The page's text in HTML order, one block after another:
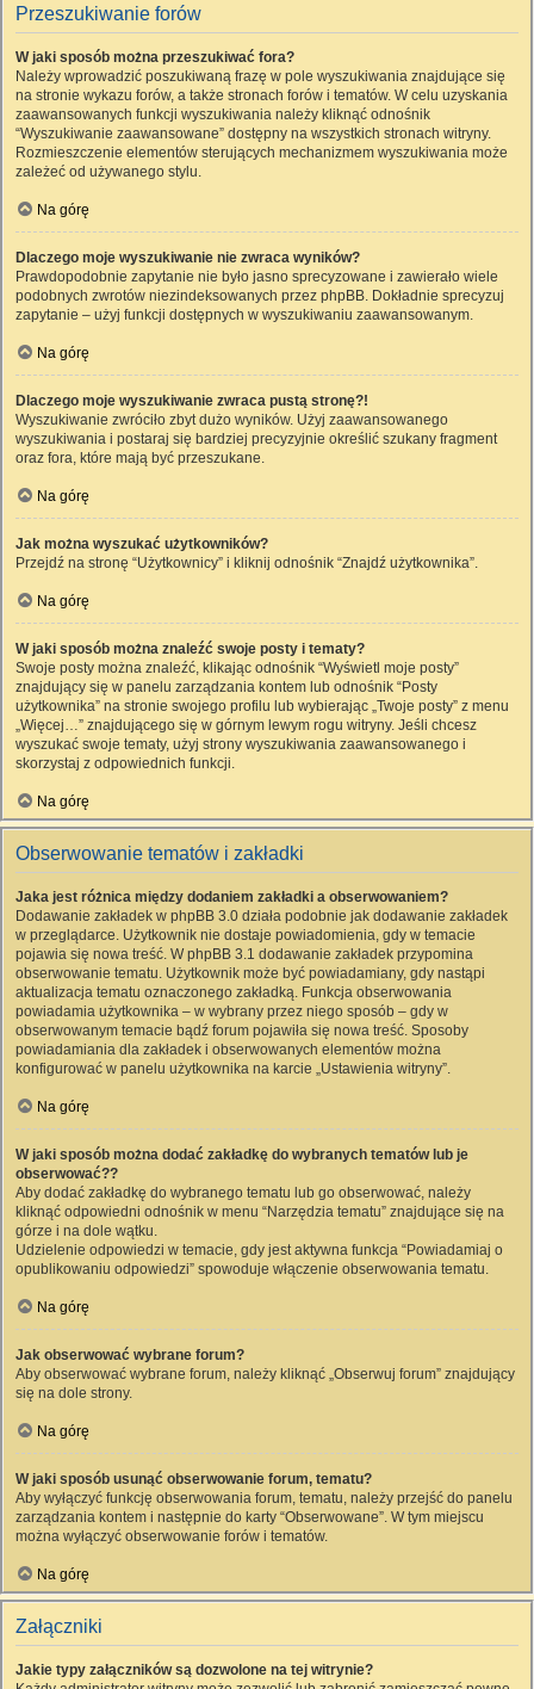
Przeszukiwanie forów
W jaki sposób można przeszukiwać fora?
Należy wprowadzić poszukiwaną frazę w pole wyszukiwania znajdujące się
na stronie wykazu forów, a także stronach forów i tematów. W celu uzyskania
zaawansowanych funkcji wyszukiwania należy kliknąć odnośnik
“Wyszukiwanie zaawansowane” dostępny na wszystkich stronach witryny.
Rozmieszczenie elementów sterujących mechanizmem wyszukiwania może
zależeć od używanego stylu.
Na górę
Dlaczego moje wyszukiwanie nie zwraca wyników?
Prawdopodobnie zapytanie nie było jasno sprecyzowane i zawierało wiele
podobnych zwrotów niezindeksowanych przez phpBB. Dokładnie sprecyzuj
zapytanie – użyj funkcji dostępnych w wyszukiwaniu zaawansowanym.
Na górę
Dlaczego moje wyszukiwanie zwraca pustą stronę?!
Wyszukiwanie zwróciło zbyt dużo wyników. Użyj zaawansowanego
wyszukiwania i postaraj się bardziej precyzyjnie określić szukany fragment
oraz fora, które mają być przeszukane.
Na górę
Jak można wyszukać użytkowników?
Przejdź na stronę “Użytkownicy” i kliknij odnośnik “Znajdź użytkownika”.
Na górę
W jaki sposób można znaleźć swoje posty i tematy?
Swoje posty można znaleźć, klikając odnośnik “Wyświetl moje posty”
znajdujący się w panelu zarządzania kontem lub odnośnik “Posty
użytkownika” na stronie swojego profilu lub wybierając „Twoje posty” z menu
„Więcej…” znajdującego się w górnym lewym rogu witryny. Jeśli chcesz
wyszukać swoje tematy, użyj strony wyszukiwania zaawansowanego i
skorzystaj z odpowiednich funkcji.
Na górę
Obserwowanie tematów i zakładki
Jaka jest różnica między dodaniem zakładki a obserwowaniem?
Dodawanie zakładek w phpBB 3.0 działa podobnie jak dodawanie zakładek
w przeglądarce. Użytkownik nie dostaje powiadomienia, gdy w temacie
pojawia się nowa treść. W phpBB 3.1 dodawanie zakładek przypomina
obserwowanie tematu. Użytkownik może być powiadamiany, gdy nastąpi
aktualizacja tematu oznaczonego zakładką. Funkcja obserwowania
powiadamia użytkownika – w wybrany przez niego sposób – gdy w
obserwowanym temacie bądź forum pojawiła się nowa treść. Sposoby
powiadamiania dla zakładek i obserwowanych elementów można
konfigurować w panelu użytkownika na karcie „Ustawienia witryny”.
Na górę
W jaki sposób można dodać zakładkę do wybranych tematów lub je
obserwować??
Aby dodać zakładkę do wybranego tematu lub go obserwować, należy
kliknąć odpowiedni odnośnik w menu “Narzędzia tematu” znajdujące się na
górze i na dole wątku.
Udzielenie odpowiedzi w temacie, gdy jest aktywna funkcja “Powiadamiaj o
opublikowaniu odpowiedzi” spowoduje włączenie obserwowania tematu.
Na górę
Jak obserwować wybrane forum?
Aby obserwować wybrane forum, należy kliknąć „Obserwuj forum” znajdujący
się na dole strony.
Na górę
W jaki sposób usunąć obserwowanie forum, tematu?
Aby wyłączyć funkcję obserwowania forum, tematu, należy przejść do panelu
zarządzania kontem i następnie do karty “Obserwowane”. W tym miejscu
można wyłączyć obserwowanie forów i tematów.
Na górę
Załączniki
Jakie typy załączników są dozwolone na tej witrynie?